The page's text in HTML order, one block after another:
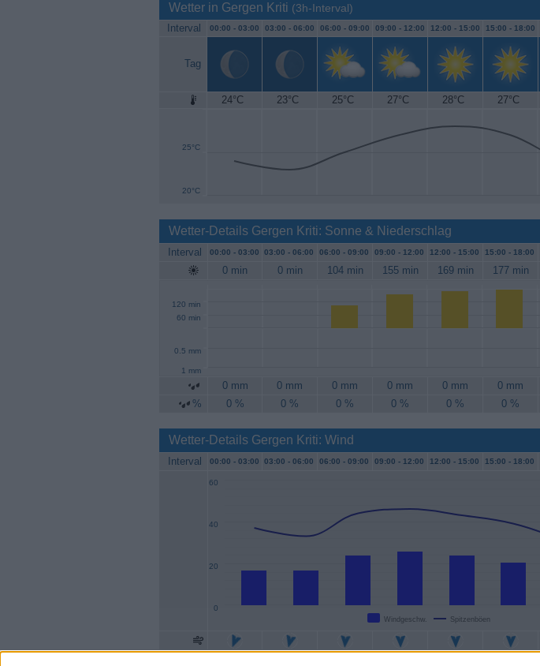
Wetter in Gergen Kriti (3h-Interval)
Interval 00:00 - 03:00 03:00 - 06:00 06:00 - 09:00 09:00 - 12:00 12:00 - 15:00 15:00 - 18:00
Tag
24°C 23°C 25°C 27°C 28°C 27°C
20°C
25°C
30°C
Wetter-Details Gergen Kriti: Sonne & Niederschlag
Interval 00:00 - 03:00 03:00 - 06:00 06:00 - 09:00 09:00 - 12:00 12:00 - 15:00 15:00 - 18:00
0 min 0 min 104 min 155 min 169 min 177 min
60 min
120 min
0.5 mm
1 mm
0 mm 0 mm 0 mm 0 mm 0 mm 0 mm
%
0 % 0 % 0 % 0 % 0 % 0 %
Wetter-Details Gergen Kriti: Wind
Interval 00:00 - 03:00 03:00 - 06:00 06:00 - 09:00 09:00 - 12:00 12:00 - 15:00 15:00 - 18:00
Windgeschw. Spitzenböen
0
20
40
60